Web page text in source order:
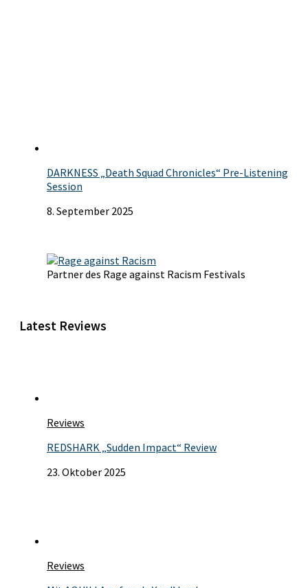
DARKNESS „Death Squad Chronicles“ Pre-Listening
Session
8. September 2025
Partner des Rage against Racism Festivals
Latest Reviews
Reviews
REDSHARK „Sudden Impact“ Review
23. Oktober 2025
Reviews